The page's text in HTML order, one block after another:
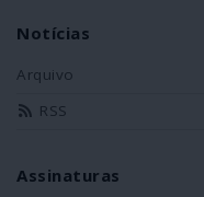
Notícias
Arquivo
RSS
Assinaturas